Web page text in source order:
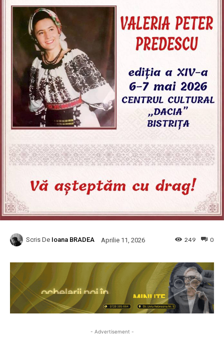
Scris De Ioana BRADEA Aprilie 11, 2026 0
249
- Advertisement -